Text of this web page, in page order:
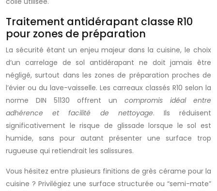
Traitement antidérapant classe R10
pour zones de préparation
La sécurité étant un enjeu majeur dans la cuisine, le choix
d’un carrelage de sol antidérapant ne doit jamais être
négligé, surtout dans les zones de préparation proches de
l’évier ou du lave-vaisselle. Les carreaux classés R10 selon la
norme DIN 51130 offrent un compromis idéal entre
adhérence et facilité de nettoyage. Ils réduisent
significativement le risque de glissade lorsque le sol est
humide, sans pour autant présenter une surface trop
rugueuse qui retiendrait les salissures.
Vous hésitez entre plusieurs finitions de grès cérame pour la
cuisine ? Privilégiez une surface structurée ou “semi-mate”